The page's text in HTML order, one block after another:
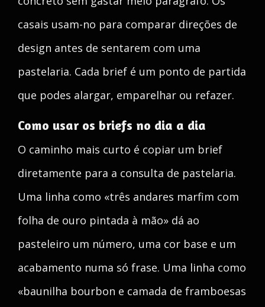
casais usam-no para comparar direções de
design antes de sentarem com uma
pastelaria. Cada brief é um ponto de partida
que podes alargar, emparelhar ou refazer.
Como usar os briefs no dia a dia
O caminho mais curto é copiar um brief
diretamente para a consulta de pastelaria.
Uma linha como «três andares marfim com
folha de ouro pintada à mão» dá ao
pasteleiro um número, uma cor base e um
acabamento numa só frase. Uma linha como
«baunilha bourbon e camada de framboesas